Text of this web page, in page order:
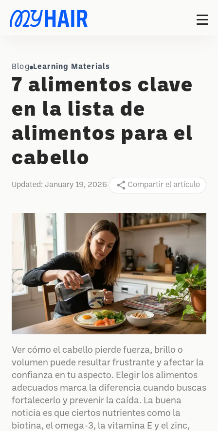
Blog Learning Materials
7 alimentos clave
en la lista de
alimentos para el
cabello
Updated: January 19, 2026 Compartir el artículo
Ver cómo el cabello pierde fuerza, brillo o
volumen puede resultar frustrante y afectar la
confianza en tu aspecto. Elegir los alimentos
adecuados marca la diferencia cuando buscas
fortalecerlo y prevenir la caída. La buena
noticia es que ciertos nutrientes como la
biotina, el omega-3, la vitamina E y el zinc,